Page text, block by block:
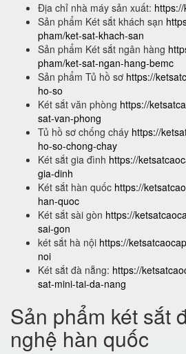
Địa chỉ nhà máy sản xuất:
Sản phẩm Két sắt khách sạn
pham/ket-sat-khach-san
Sản phẩm Két sắt ngân hàng
pham/ket-sat-ngan-hang-bemc
Sản phẩm Tủ hồ sơ https://
ho-so
Két sắt văn phòng https://
sat-van-phong
Tủ hồ sơ chống cháy https://
ho-so-chong-chay
Két sắt gia đình https://
gia-dinh
Két sắt hàn quốc https://
han-quoc
Két sắt sài gòn https://
sai-gon
két sắt hà nội https://
noi
Két sắt đà nẵng: https://
sat-mini-tai-da-nang
Sản phẩm két sắt
nghệ hàn quốc